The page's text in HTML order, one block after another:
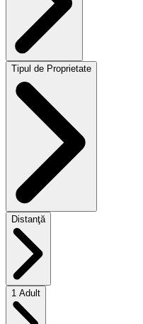
Tipul de Proprietate
Distanţă
1 Adult